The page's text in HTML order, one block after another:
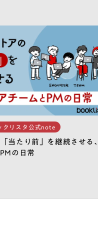
クリスタ公式note
当たり前」を継続させる
の日常